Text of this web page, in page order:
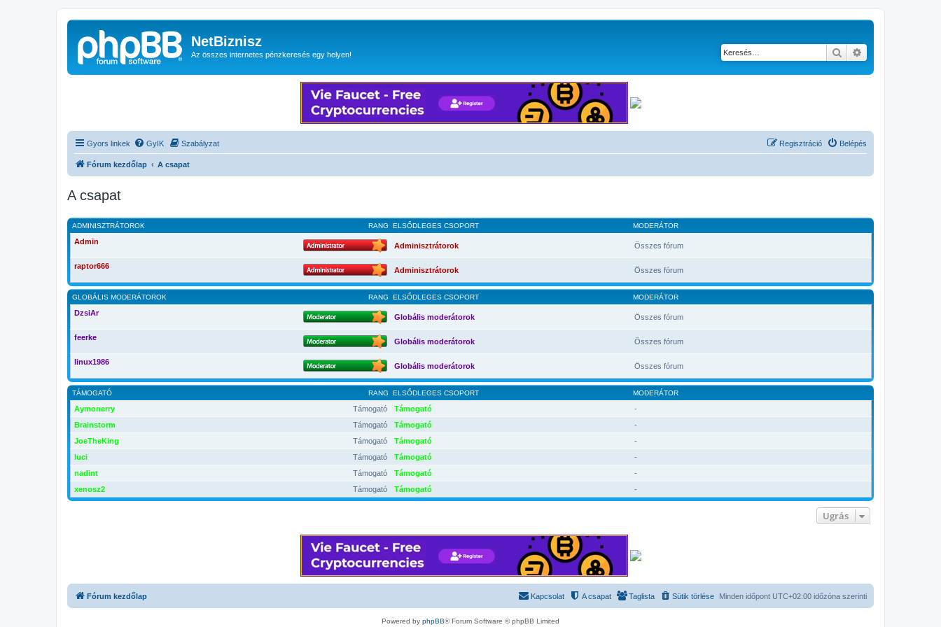
NetBiznisz
Az összes internetes pénzkeresés egy helyen! Keresés
Gyors linkek GyIK Szabályzat Belépés
Regisztráció
Fórum kezdőlap A csapat
A csapat
RANG
ADMINISZTRÁTOROK ELSŐDLEGES CSOPORT MODERÁTOR
Admin Adminisztrátorok Összes fórum
raptor666 Adminisztrátorok Összes fórum
RANG
GLOBÁLIS MODERÁTOROK ELSŐDLEGES CSOPORT MODERÁTOR
DzsiAr Globális moderátorok Összes fórum
feerke Globális moderátorok Összes fórum
linux1986 Globális moderátorok Összes fórum
RANG
TÁMOGATÓ ELSŐDLEGES CSOPORT MODERÁTOR
Támogató
Aymonerry Támogató
-
Támogató
Brainstorm Támogató
-
Támogató
JoeTheKing Támogató
-
Támogató
luci Támogató
-
Támogató
nadint Támogató
-
Támogató
xenosz2 Támogató -
Ugrás
Fórum kezdőlap Minden időpont UTC+02:00 időzóna szerinti
Sütik törlése
Taglista
A csapat
Kapcsolat
Powered by phpBB® Forum Software © phpBB Limited